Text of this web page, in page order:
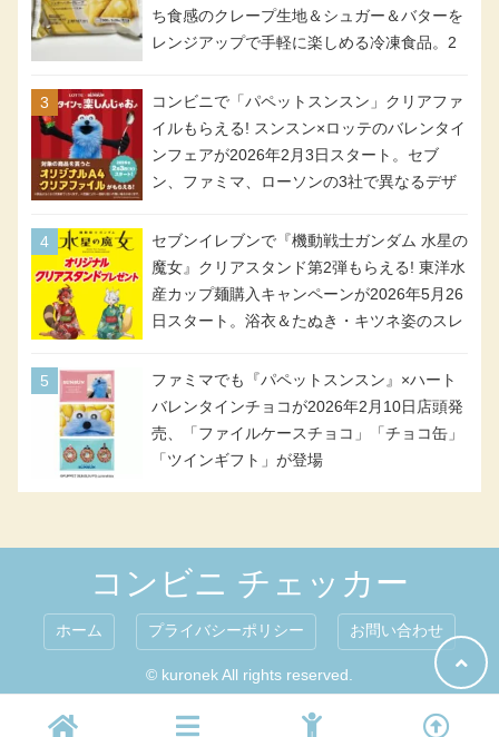
ち食感のクレープ生地＆シュガー＆バターを
レンジアップで手軽に楽しめる冷凍食品。2
コンビニで「パペットスンスン」クリアファ
イルもらえる! スンスン×ロッテのバレンタイ
ンフェアが2026年2月3日スタート。セブ
ン、ファミマ、ローソンの3社で異なるデザ
セブンイレブンで『機動戦士ガンダム 水星の
魔女』クリアスタンド第2弾もらえる! 東洋水
産カップ麺購入キャンペーンが2026年5月26
日スタート。浴衣＆たぬき・キツネ姿のスレ
号・5号) / シャディクが全6種のクリアスタ
ンドになって登場!
ファミマでも『パペットスンスン』×ハート
バレンタインチョコが2026年2月10日店頭発
売、「ファイルケースチョコ」「チョコ缶」
「ツインギフト」が登場
コンビニ チェッカー
ホーム プライバシーポリシー お問い合わせ
© kuronek All rights reserved.